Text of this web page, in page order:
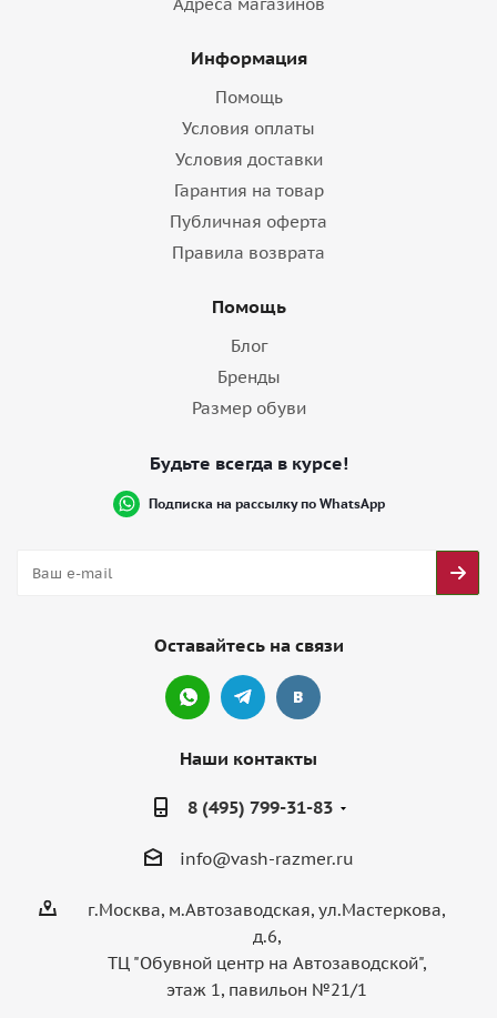
Информация
Помощь
Условия оплаты
Условия доставки
Гарантия на товар
Публичная оферта
Правила возврата
Помощь
Блог
Бренды
Размер обуви
Будьте всегда в курсе!
Подписка на рассылку по WhatsApp
Оставайтесь на связи
Наши контакты
8 (495) 799-31-83
info@vash-razmer.ru
г.Москва, м.Автозаводская, ул.Мастеркова,
д.6,
ТЦ "Обувной центр на Автозаводской",
этаж 1, павильон №21/1